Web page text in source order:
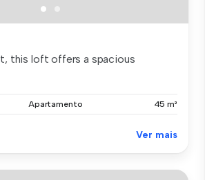
this loft offers a spacious
Apartamento 45 m²
Ver mais